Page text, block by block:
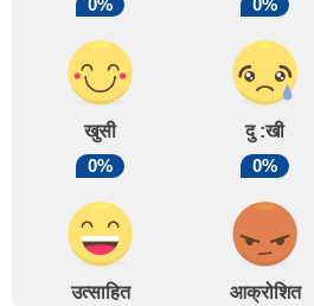
0%
खुसी
0%
दु :खी
0%
उत्साहित
0%
आक्रोशित